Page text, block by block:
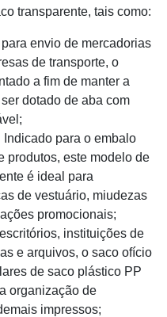
transparente, tais como:
envio de mercadorias
de transporte, o
a fim de manter a
dotado de aba com
para o embalo
produtos, este modelo de
é ideal para
de vestuário, miudezas
promocionais;
instituições de
e arquivos, o saco ofício
de saco plástico PP
organização de
impressos;